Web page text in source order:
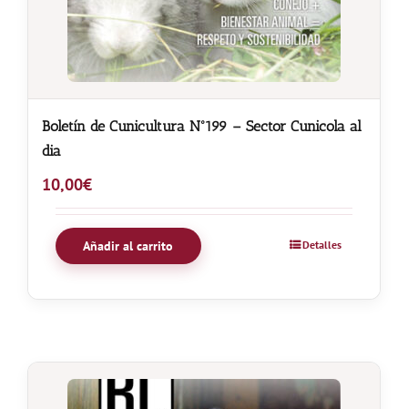
Boletín de Cunicultura Nº199 – Sector Cunicola al
dia
10,00€
Añadir al carrito Detalles